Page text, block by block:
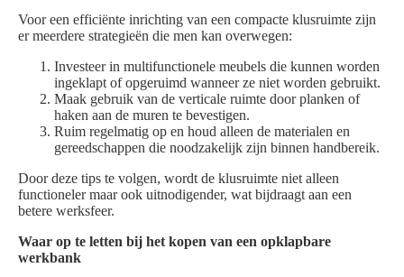
Voor een efficiënte inrichting van een compacte klusruimte zijn
er meerdere strategieën die men kan overwegen:
Investeer in multifunctionele meubels die kunnen worden
ingeklapt of opgeruimd wanneer ze niet worden gebruikt.
Maak gebruik van de verticale ruimte door planken of
haken aan de muren te bevestigen.
Ruim regelmatig op en houd alleen de materialen en
gereedschappen die noodzakelijk zijn binnen handbereik.
Door deze tips te volgen, wordt de klusruimte niet alleen
functioneler maar ook uitnodigender, wat bijdraagt aan een
betere werksfeer.
Waar op te letten bij het kopen van een opklapbare
werkbank